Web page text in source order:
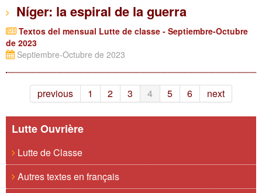
Níger: la espiral de la guerra
Textos del mensual Lutte de classe - Septiembre-Octubre
de 2023
Septiembre-Octubre de 2023
previous 1 2 3 4 5 6 next
Lutte Ouvrière
Lutte de Classe
Autres textes en français